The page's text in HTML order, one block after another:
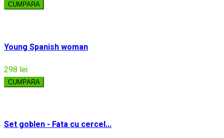
CUMPARA
Young Spanish woman
298 lei
CUMPARA
Set goblen - Fata cu cercel...